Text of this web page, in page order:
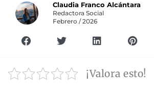
Claudia Franco Alcántara
Redactora Social
Febrero / 2026
¡Valora esto!